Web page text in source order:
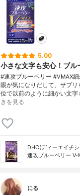
5.00
小さな文字も安心！ブル
#速攻ブルーベリー #VMAX
眼が気になりだして、サプ
位で以前のように細かい文
きを見る
DHC(ディーエイチ
速攻ブルーベリー V-
にる